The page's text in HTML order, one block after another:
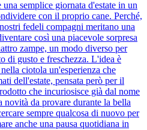
semplice giornata d'estate in un
con il proprio cane. Perché,
fedeli compagni meritano una
così una piacevole sorpresa
zampe, un modo diverso per
di gusto e freschezza. L'idea è
ciotola un'esperienza che
dell'estate, pensata però per il
che incuriosisce già dal nome
novità da provare durante la bella
sempre qualcosa di nuovo per
anche una pausa quotidiana in